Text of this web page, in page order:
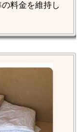
料金を維持し